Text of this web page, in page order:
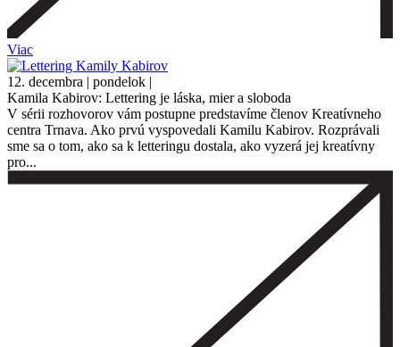
Viac
12. decembra | pondelok |
Kamila Kabirov: Lettering je láska, mier a sloboda
V sérii rozhovorov vám postupne predstavíme členov Kreatívneho
centra Trnava. Ako prvú vyspovedali Kamilu Kabirov. Rozprávali
sme sa o tom, ako sa k letteringu dostala, ako vyzerá jej kreatívny
pro...